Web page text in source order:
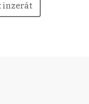
inzerát